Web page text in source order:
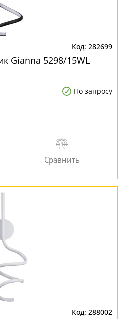
282699
Gianna 5298/15WL
По запросу
288002